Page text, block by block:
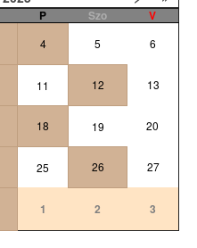
P Szo
V
4 5 6
11 12 13
18 19 20
25 26 27
1 2 3